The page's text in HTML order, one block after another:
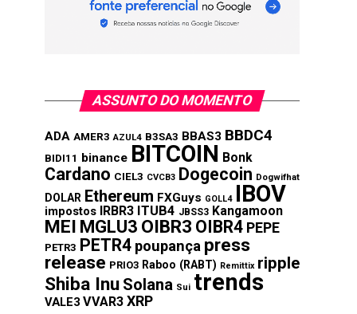
ASSUNTO DO MOMENTO
ADA AMER3 AZUL4 B3SA3 BBAS3 BBDC4
BIDI11 binance BITCOIN Bonk
Cardano CIEL3 CVCB3 Dogecoin Dogwifhat
DOLAR Ethereum FXGuys GOLL4 IBOV
impostos IRBR3 ITUB4 JBSS3 Kangamoon
MEI MGLU3 OIBR3 OIBR4 PEPE
PETR3 PETR4 poupança press
release PRIO3 Raboo (RABT) Remittix ripple
Shiba Inu Solana Sui trends
VALE3 VVAR3 XRP